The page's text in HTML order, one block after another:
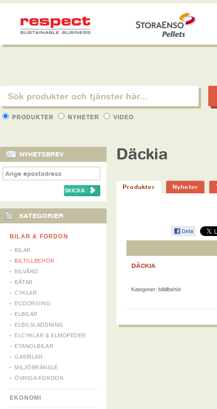
PRODUKTER NYHETER VIDEO
NYHETSBREV
KATEGORIER
BILAR & FORDON
BILAR
BILTILLBEHÖR
BILVÅRD
BÅTAR
CYKLAR
ECODRIVING
ELBILAR
ELBILSLADDNING
ELCYKLAR & ELMOPEDER
ETANOLBILAR
GASBILAR
MILJÖBRÄNSLE
ÖVRIGA FORDON
EKONOMI
Däckia
Produkter Nyheter
DÄCKIA
Kategorier: biltillbehör